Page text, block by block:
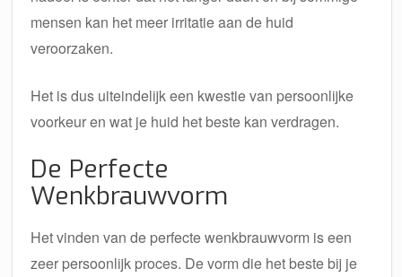
mensen kan het meer irritatie aan de huid
veroorzaken.
Het is dus uiteindelijk een kwestie van persoonlijke
voorkeur en wat je huid het beste kan verdragen.
De Perfecte
Wenkbrauwvorm
Het vinden van de perfecte wenkbrauwvorm is een
zeer persoonlijk proces. De vorm die het beste bij je